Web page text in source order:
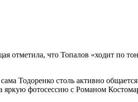
отметила, что Топалов «ходит по
Тодоренко столь активно
яркую фотосессию с Романом